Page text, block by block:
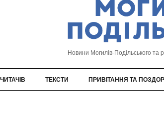
Новини Могилів-Подільського та
ТЕКСТИ ПРИВІТАННЯ ТА